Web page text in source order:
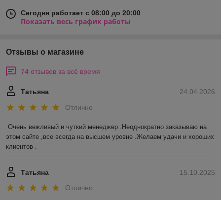
Сегодня работает с 08:00 до 20:00
Показать весь график работы
Отзывы о магазине
74 отзывов за всё время
24.04.2026
Татьяна
Отлично
Очень вежливый и чуткий менеджер .Неоднократно заказываю на
этом сайте ,все всегда на высшем уровне .Желаем удачи и хороших
клиентов .
15.10.2025
Татьяна
Отлично